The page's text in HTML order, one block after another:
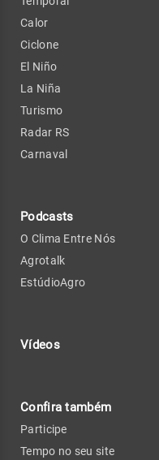
Calor
Ciclone
El Niño
La Niña
Turismo
Radar RS
Carnaval
Podcasts
O Clima Entre Nós
Agrotalk
EstúdioAgro
Vídeos
Confira também
Participe
Tempo no seu site